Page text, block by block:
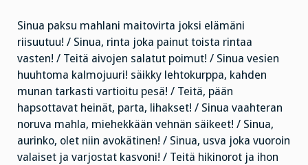
Sinua paksu mahlani maitovirta joksi elämäni
riisuutuu! / Sinua, rinta joka painut toista rintaa
vasten! / Teitä aivojen salatut poimut! / Sinua vesien
huuhtoma kalmojuuri! säikky lehtokurppa, kahden
munan tarkasti vartioitu pesä! / Teitä, pään
hapsottavat heinät, parta, lihakset! / Sinua vaahteran
noruva mahla, miehekkään vehnän säikeet! / Sinua,
aurinko, olet niin avokätinen! / Sinua, usva joka vuoroin
valaiset ja varjostat kasvoni! / Teitä hikinorot ja ihon